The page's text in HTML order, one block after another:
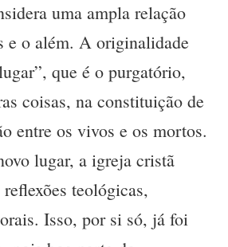
uma ampla relação
e o além. A originalidade
que é o purgatório,
coisas, na constituição de
entre os vivos e os mortos.
lugar, a igreja cristã
teológicas,
Isso, por si só, já foi